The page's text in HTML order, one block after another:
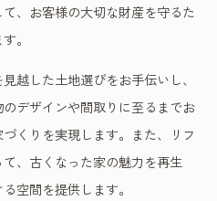
、お客様の大切な財産を守るた
。
越した土地選びをお手伝いし、
デザインや間取りに至るまでお
くりを実現します。また、リフ
、古くなった家の魅力を再生
空間を提供します。